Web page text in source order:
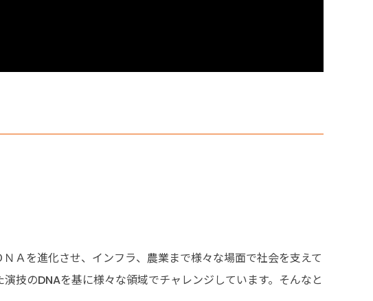
Ａを進化させ、インフラ、農業まで様々な場面で社会を支えて
技のDNAを基に様々な領域でチャレンジしています。そんなと